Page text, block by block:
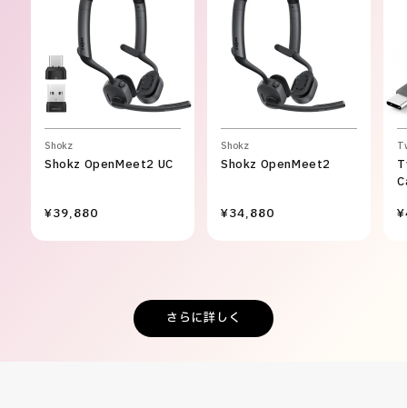
Shokz
Shokz OpenMeet2 UC
¥39,880
Shokz
Shokz OpenMeet2
¥34,880
さらに詳しく